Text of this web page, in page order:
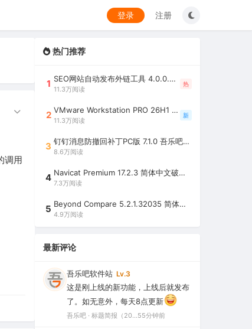
登录 注册
调用
热门推荐
1 SEO网站自动发布外链工具 4.0.0.0 吾乐吧优化版（智能代理狂刷外链）
11.3万阅读
热
2 VMware Workstation PRO 26H1 中文精简安装注册版 / 完整版（最好用的虚拟机软件）
11.3万阅读
新
3 钉钉消息防撤回补丁PC版 7.1.0 吾乐吧优化版（支持消息防撤回+钉钉多开+支持消息永不已读+去除钉钉水印）
8.6万阅读
4 Navicat Premium 17.2.3 简体中文破解版（多重数据库管理工具）
7.3万阅读
5 Beyond Compare 5.2.1.32035 简体中文注册版（超强文件/夹比较工具）
4.9万阅读
最新评论
吾乐吧软件站 Lv.3
这是刚上线的新功能，上线后就发布
了。如无意外，每天8点更新
吾乐吧 · 标题简报（2026-08-06）55分钟前